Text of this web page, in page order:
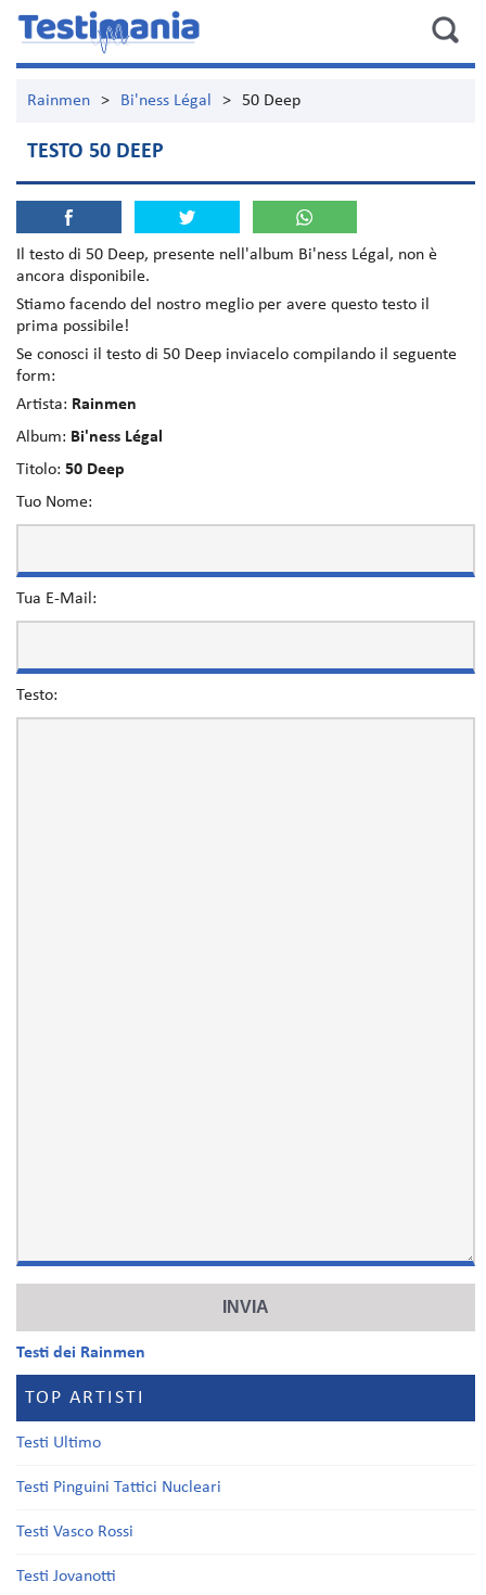
Rainmen > Bi'ness Légal > 50 Deep
TESTO 50 DEEP
Il testo di 50 Deep, presente nell'album Bi'ness Légal , non è
ancora disponibile.
Stiamo facendo del nostro meglio per avere questo testo il
prima possibile!
Se conosci il testo di 50 Deep inviacelo compilando il seguente
form:
Artista: Rainmen
Album: Bi'ness Légal
Titolo: 50 Deep
Tuo Nome:
Tua E-Mail:
Testo:
Testi dei Rainmen
TOP ARTISTI
Testi Ultimo
Testi Pinguini Tattici Nucleari
Testi Vasco Rossi
Testi Jovanotti